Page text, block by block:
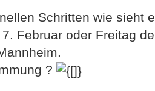
Schritten wie sieht
Februar oder Freitag
?